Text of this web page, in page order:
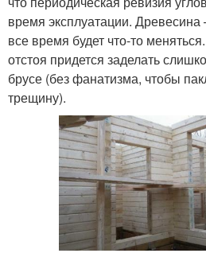
время эксплуатации.
все время будет что-то
отстоя придется заделать
брусе (без фанатизма, чтобы
трещину).